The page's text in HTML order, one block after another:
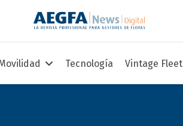
Tecnología Vintage Fleet